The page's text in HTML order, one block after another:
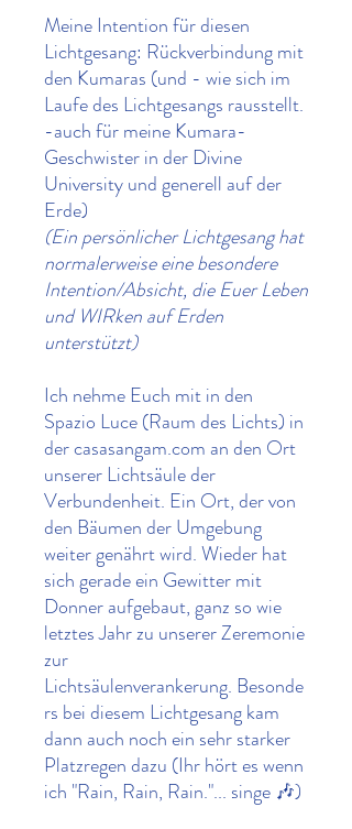
Meine Intention für diesen
Lichtgesang: Rückverbindung mit
den Kumaras (und - wie sich im
Laufe des Lichtgesangs rausstellt.
-auch für meine Kumara-
Geschwister in der Divine
University und generell auf der
Erde)
(Ein persönlicher Lichtgesang hat
normalerweise eine besondere
Intention/Absicht, die Euer Leben
und WIRken auf Erden
unterstützt)
Ich nehme Euch mit in den
Spazio Luce (Raum des Lichts) in
der casasangam.com an den Ort
unserer Lichtsäule der
Verbundenheit. Ein Ort, der von
den Bäumen der Umgebung
weiter genährt wird. Wieder hat
sich gerade ein Gewitter mit
Donner aufgebaut, ganz so wie
letztes Jahr zu unserer Zeremonie
zur
Lichtsäulenverankerung. Besonde
rs bei diesem Lichtgesang kam
dann auch noch ein sehr starker
Platzregen dazu (Ihr hört es wenn
ich "Rain, Rain, Rain."... singe 🎶)